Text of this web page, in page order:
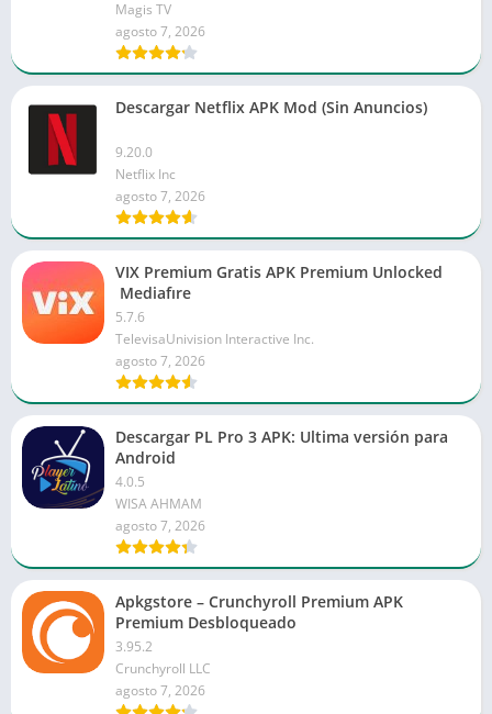
Magis TV
agosto 7, 2026
Descargar Netflix APK Mod (Sin Anuncios)
9.20.0
Netflix Inc
agosto 7, 2026
VIX Premium Gratis APK Premium Unlocked
Mediafıre
5.7.6
TelevisaUnivision Interactive Inc.
agosto 7, 2026
Descargar PL Pro 3 APK: Ultima versión para
Android
4.0.5
WISA AHMAM
agosto 7, 2026
Apkgstore – Crunchyroll Premium APK
Premium Desbloqueado
3.95.2
Crunchyroll LLC
agosto 7, 2026